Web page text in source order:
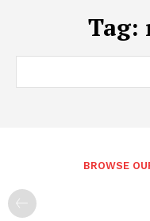
Tag:
BROWSE